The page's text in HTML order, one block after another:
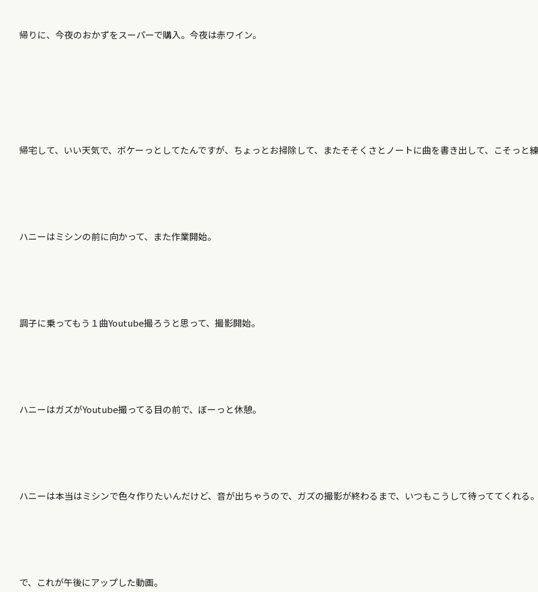
帰りに、今夜のおかずをスーパーで購入。今夜は赤ワイン。
帰宅して、いい天気で、ボケーっとしてたんですが、ちょっとお掃除して、またそそくさとノートに曲を書き出して、こそっと
ハニーはミシンの前に向かって、また作業開始。
調子に乗ってもう１曲Youtube撮ろうと思って、撮影開始。
ハニーはガズがYoutube撮ってる目の前で、ぼーっと休憩。
ハニーは本当はミシンで色々作りたいんだけど、音が出ちゃうので、ガズの撮影が終わるまで、いつもこうして待っててくれる
で、これが午後にアップした動画。